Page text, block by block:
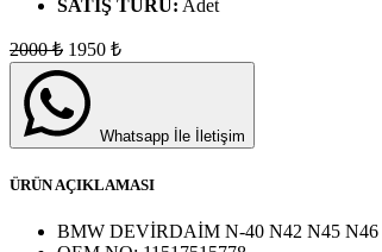
SATIŞ TÜRÜ: Adet
2000₺ 1950 ₺
Whatsapp İle İletişim
ÜRÜN AÇIKLAMASI
BMW DEVİRDAİM N-40 N42 N45 N46